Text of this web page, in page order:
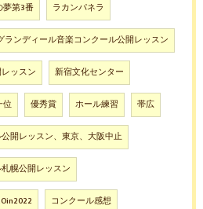
夢第3番 ラカンパネラ
ランディール音楽コンクール公開レッスン
ッスン 新宿文化センター
位 優秀賞 ホール練習 帯広
開レッスン、東京、大阪中止
幌公開レッスン
コンクール感想